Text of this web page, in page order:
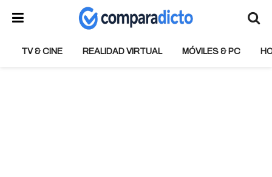
TV & CINE REALIDAD VIRTUAL MÓVILES & PC